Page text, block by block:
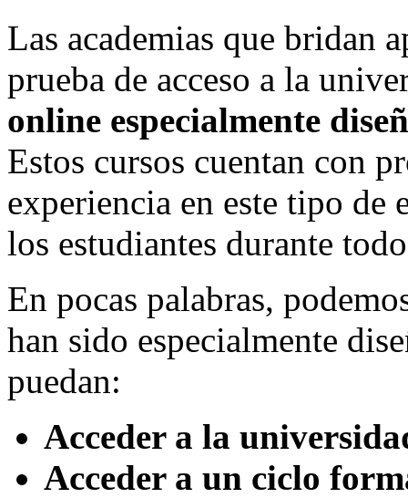
Las academias que bridan
prueba de acceso a la
online especialmente
Estos cursos cuentan con
experiencia en este tipo de
los estudiantes durante
En pocas palabras,
han sido especialmente
puedan:
Acceder a la
Acceder a un ciclo